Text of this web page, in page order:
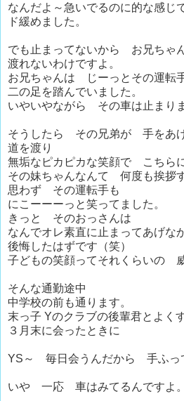
なんだよ～急いでるのに的な感
ド緩めました。
でも止まってないから お兄ちゃ
渡れないわけですよ。
お兄ちゃんは じーっとその運転
二の足を踏んでいました。
いやいやながら その車は止まりま
そうしたら その兄弟が 手をあ
道を渡り
無垢なピカピカな笑顔で こちら
その妹ちゃんなんて 何度も挨拶
思わず その運転手も
にこーーーっと笑ってました。
きっと そのおっさんは
なんでオレ素直に止まってあげな
後悔したはずです（笑）
子どもの笑顔ってそれくらいの
そんな通勤途中
中学校の前も通ります。
末っ子 Yのクラブの後輩君とよく
３月末に会ったときに
YS～ 毎日会うんだから 手ふっ
いや 一応 車はみてるんですよ。